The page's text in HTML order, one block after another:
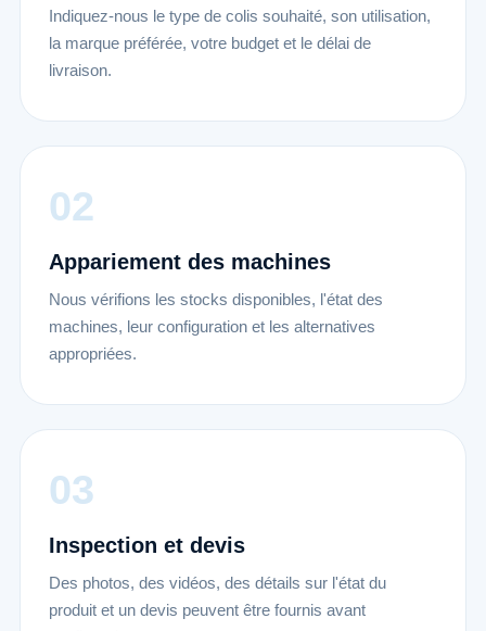
Indiquez-nous le type de colis souhaité, son utilisation,
la marque préférée, votre budget et le délai de
livraison.
Appariement des machines
Nous vérifions les stocks disponibles, l'état des
machines, leur configuration et les alternatives
appropriées.
Inspection et devis
Des photos, des vidéos, des détails sur l'état du
produit et un devis peuvent être fournis avant